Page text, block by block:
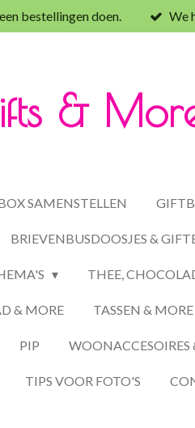
bestellingen doen. We
&
SAMENSTELLEN
BRIEVENBUSDOOSJES &
THEE,
& MORE TASSEN & MORE
PIP WOONACCESOIRES
TIPS VOOR FOTO'S